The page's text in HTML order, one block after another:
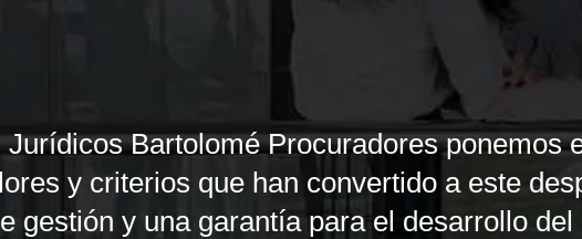
Bartolomé Procuradores ponemos
y criterios que han convertido a este
gestión y una garantía para el desarrollo